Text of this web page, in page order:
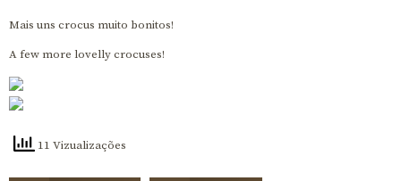
Mais uns crocus muito bonitos!
A few more lovelly crocuses!
11 Vizualizações